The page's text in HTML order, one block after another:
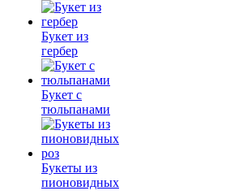
Букет из
гербер
Букет с
тюльпанами
Букеты из
пионовидных